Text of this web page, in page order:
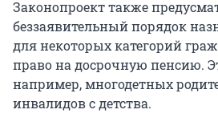
Законопроект также
беззаявительный порядок
для некоторых категорий
право на досрочную пенсию.
например, многодетных
инвалидов с детства.